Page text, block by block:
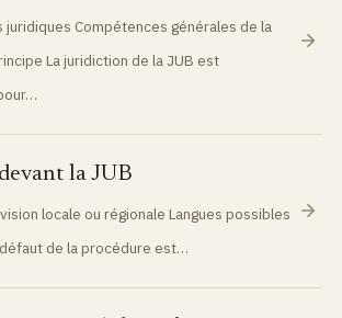
juridiques Compétences générales de la
La juridiction de la JUB est
la JUB
locale ou régionale Langues possibles
défaut de la procédure est…